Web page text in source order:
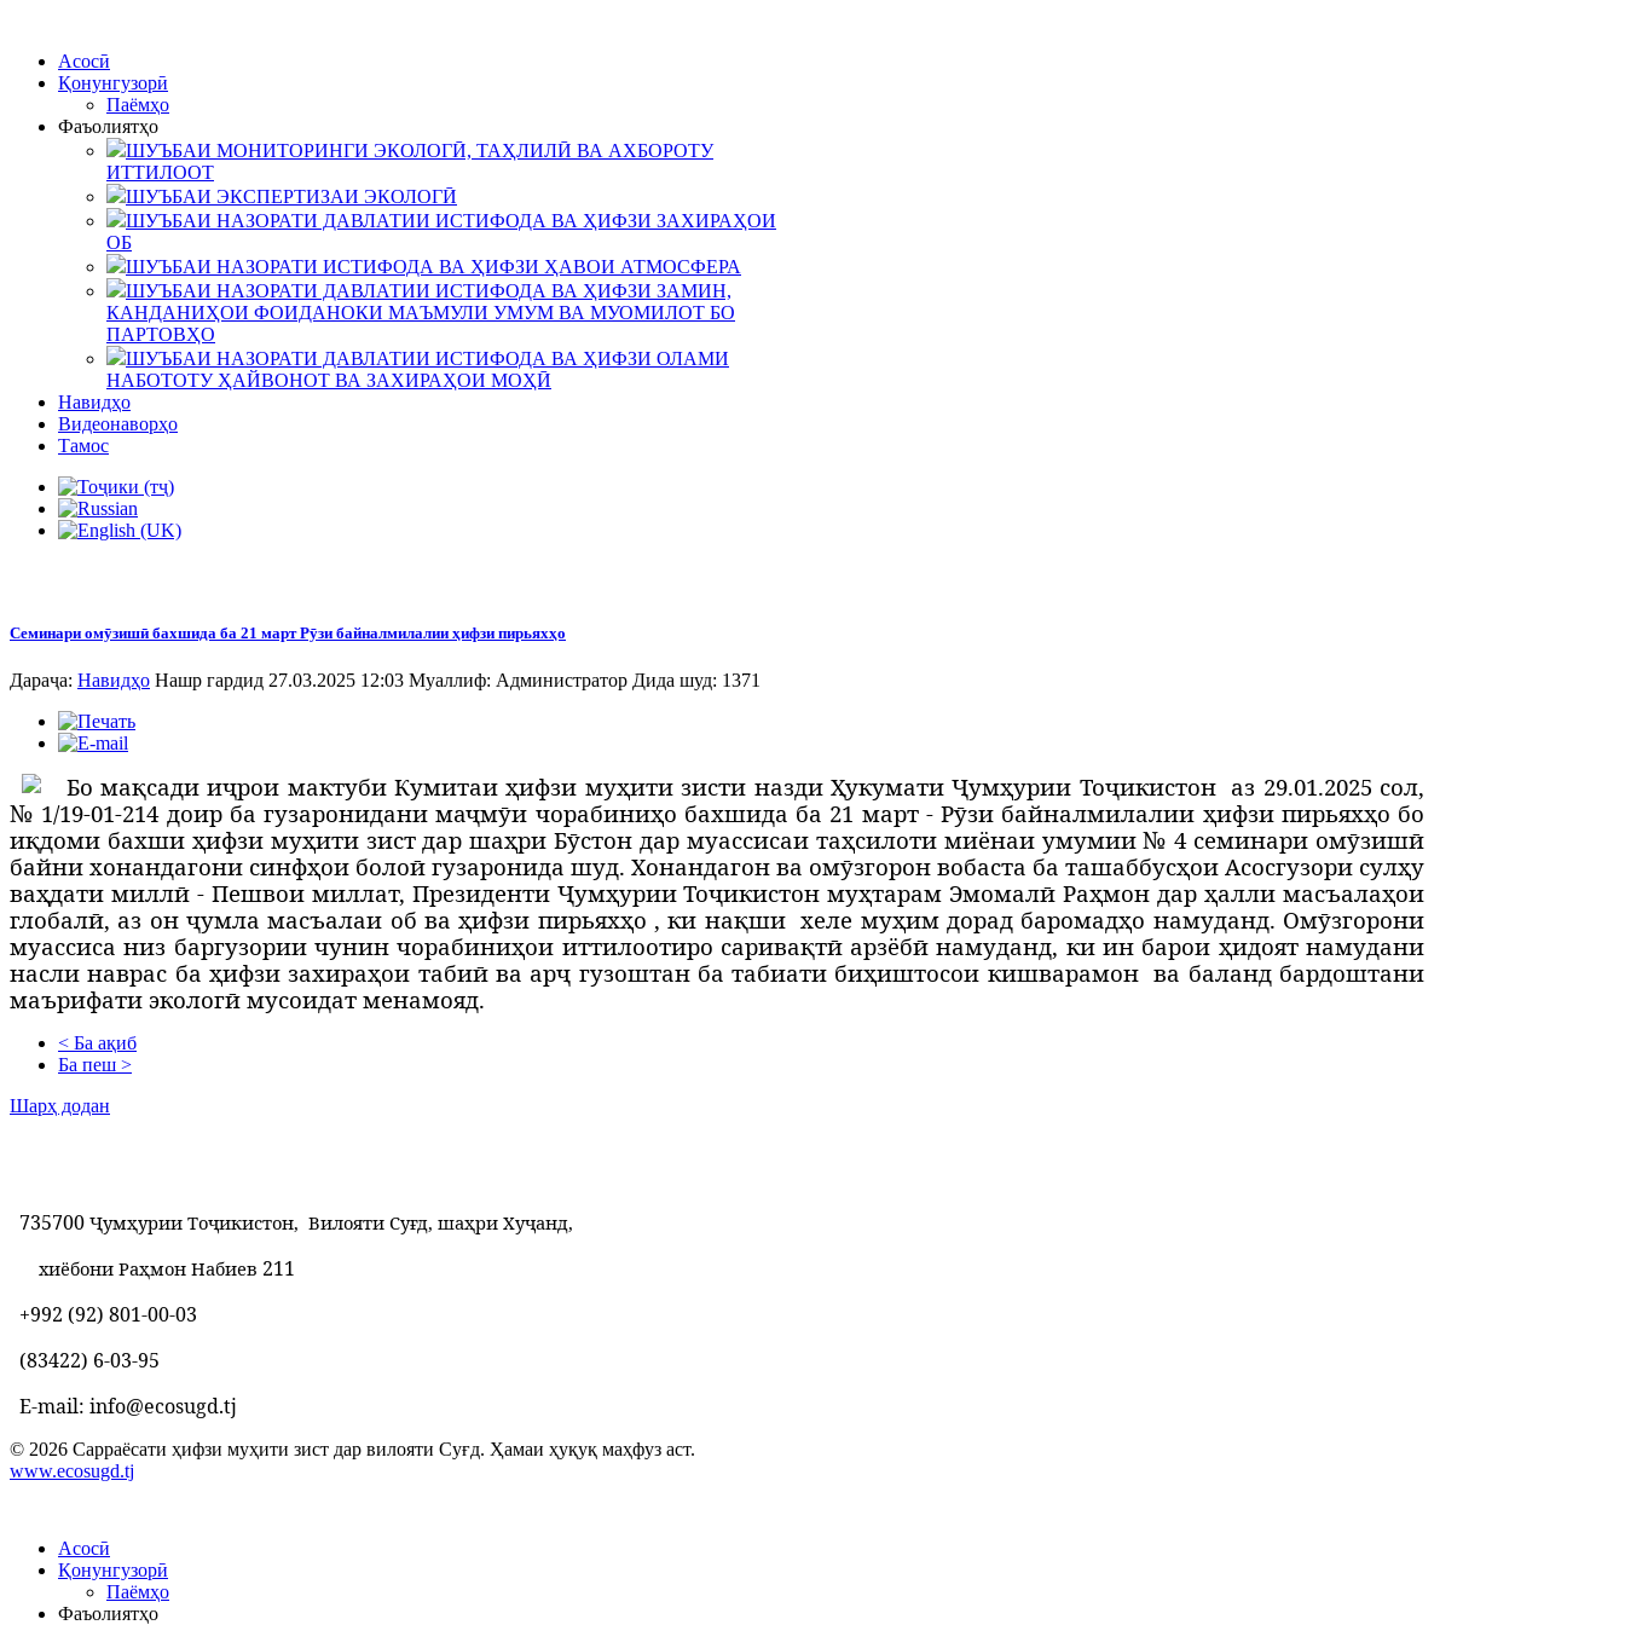
Асосӣ
Қонунгузорӣ
Паёмҳо
Фаъолиятҳо
ШУЪБАИ МОНИТОРИНГИ ЭКОЛОГӢ, ТАҲЛИЛӢ ВА АХБОРОТУ
ИТТИЛООТ
ШУЪБАИ ЭКСПЕРТИЗАИ ЭКОЛОГӢ
ШУЪБАИ НАЗОРАТИ ДАВЛАТИИ ИСТИФОДА ВА ҲИФЗИ ЗАХИРАҲОИ
ОБ
ШУЪБАИ НАЗОРАТИ ИСТИФОДА ВА ҲИФЗИ ҲАВОИ АТМОСФЕРА
ШУЪБАИ НАЗОРАТИ ДАВЛАТИИ ИСТИФОДА ВА ҲИФЗИ ЗАМИН,
КАНДАНИҲОИ ФОИДАНОКИ МАЪМУЛИ УМУМ ВА МУОМИЛОТ БО
ПАРТОВҲО
ШУЪБАИ НАЗОРАТИ ДАВЛАТИИ ИСТИФОДА ВА ҲИФЗИ ОЛАМИ
НАБОТОТУ ҲАЙВОНОТ ВА ЗАХИРАҲОИ МОҲӢ
Навидҳо
Видеонаворҳо
Тамос
Семинари омӯзишӣ бахшида ба 21 март Рӯзи байналмилалии ҳифзи пирьяхҳо
Дараҷа: Навидҳо Нашр гардид 27.03.2025 12:03 Муаллиф: Администратор Дида шуд: 1371
Бо мақсади иҷрои мактуби Кумитаи ҳифзи муҳити зисти назди Ҳукумати Ҷумҳурии Тоҷикистон аз 29.01.2025 сол,
№ 1/19-01-214 доир ба гузаронидани маҷмӯи чорабиниҳо бахшида ба 21 март - Рӯзи байналмилалии ҳифзи пирьяхҳо бо
иқдоми бахши ҳифзи муҳити зист дар шаҳри Бӯстон дар муассисаи таҳсилоти миёнаи умумии № 4 семинари омӯзишӣ
байни хонандагони синфҳои болоӣ гузаронида шуд. Хонандагон ва омӯзгорон вобаста ба ташаббусҳои Асосгузори сулҳу
ваҳдати миллӣ - Пешвои миллат, Президенти Ҷумҳурии Тоҷикистон муҳтарам Эмомалӣ Раҳмон дар ҳалли масъалаҳои
глобалӣ, аз он ҷумла масъалаи об ва ҳифзи пирьяхҳо , ки нақши хеле муҳим дорад баромадҳо намуданд. Омӯзгорони
муассиса низ баргузории чунин чорабиниҳои иттилоотиро саривақтӣ арзёбӣ намуданд, ки ин барои ҳидоят намудани
насли наврас ба ҳифзи захираҳои табиӣ ва арҷ гузоштан ба табиати биҳиштосои кишварамон ва баланд бардоштани
маърифати экологӣ мусоидат менамояд.
< Ба ақиб
Ба пеш >
Шарҳ додан
735700 Ҷумҳурии Тоҷикистон, Вилояти Суғд, шаҳри Хуҷанд,
хиёбони Раҳмон Набиев 211
+992 (92) 801-00-03
(83422) 6-03-95
E-mail: info@ecosugd.tj
© 2026 Сарраёсати ҳифзи муҳити зист дар вилояти Суғд. Ҳамаи ҳуқуқ маҳфуз аст.
www.ecosugd.tj
Асосӣ
Қонунгузорӣ
Паёмҳо
Фаъолиятҳо